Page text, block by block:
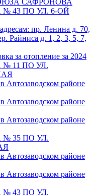
САФРОНОВА
43 ПО УЛ. 6-ОЙ
пр. Ленина д. 70,
Райниса д. 1, 2, 3, 5, 7,
за отопление за 2024
11 ПО УЛ.
районе
районе
районе
35 ПО УЛ.
районе
районе
43 ПО УЛ.